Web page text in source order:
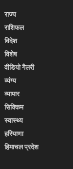
राज्य
राशिफल
विदेश
विशेष
वीडियो गैलरी
व्यंग्य
व्यापार
सिक्किम
स्वास्थ्य
हरियाणा
हिमाचल प्रदेश